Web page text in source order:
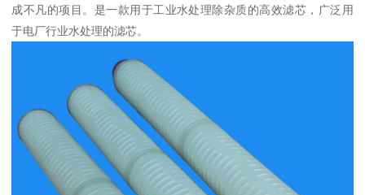
成不凡的项目。是一款用于工业水处理除杂质的高效滤芯，广泛用
于电厂行业水处理的滤芯。